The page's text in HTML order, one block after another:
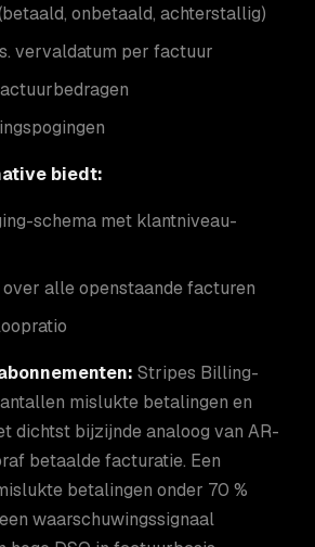
onbetaald, achterstallig)
vervaldatum per factuur
biedt:
schema met klantniveau-
over alle openstaande facturen
Stripes Billing-
mislukte betalingen en
dichtst bijzijnde analoog van AR-
betaalde facturatie. Een
betalingen onder 70 %
waarschuwingssignaal